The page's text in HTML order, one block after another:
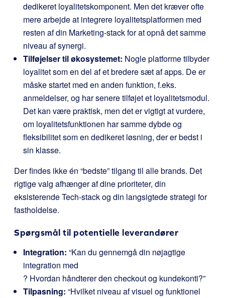
dedikeret loyalitetskomponent. Men det kræver ofte
mere arbejde at integrere loyalitetsplatformen med
resten af din Marketing-stack for at opnå det samme
niveau af synergi.
Tilføjelser til økosystemet: Nogle platforme tilbyder
loyalitet som en del af et bredere sæt af apps. De er
måske startet med en anden funktion, f.eks.
anmeldelser, og har senere tilføjet et loyalitetsmodul.
Det kan være praktisk, men det er vigtigt at vurdere,
om loyalitetsfunktionen har samme dybde og
fleksibilitet som en dedikeret løsning, der er bedst i
sin klasse.
Der findes ikke én “bedste” tilgang til alle brands. Det
rigtige valg afhænger af dine prioriteter, din
eksisterende Tech-stack og din langsigtede strategi for
fastholdelse.
Spørgsmål til potentielle leverandører
Integration: “Kan du gennemgå din nøjagtige
integration med
? Hvordan håndterer den checkout og kundekonti?”
Tilpasning: “Hvilket niveau af visuel og funktionel